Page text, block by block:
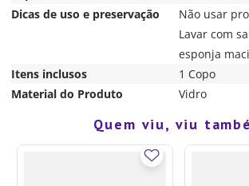
Dicas de uso e preservação
Não usar
Lavar com
esponja
Itens inclusos
1 Copo
Material do Produto
Vidro
Quem viu, viu